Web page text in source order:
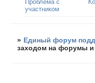
Проблема с
участником
» Единый форум
заходом на форумы